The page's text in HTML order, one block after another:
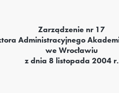
Zarządzenie nr 17
Administracyjnego
we Wrocławiu
z dnia 8 listopada 2004 r.